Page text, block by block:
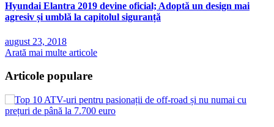
Hyundai Elantra 2019 devine oficial; Adoptă un design mai
agresiv și umblă la capitolul siguranță
august 23, 2018
Arată mai multe articole
Articole populare